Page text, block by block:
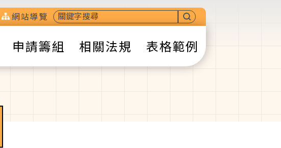
網站導覽
申請籌組 相關法規 表格範例